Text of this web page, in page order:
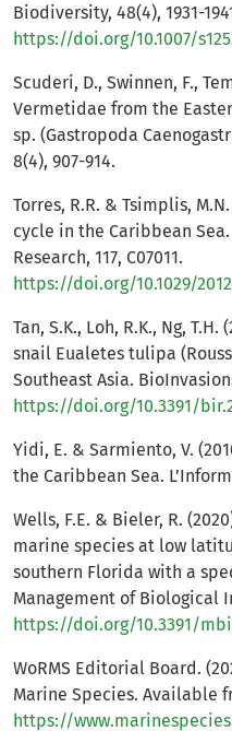
Biodiversity, 48(4), 1931-
https://doi.org/10.1007/
Scuderi, D., Swinnen, F.,
Vermetidae from the
sp. (Gastropoda
8(4), 907-914.
Torres, R.R. & Tsimplis,
cycle in the Caribbean
Research, 117, C07011.
https://doi.org/10.1029/
Tan, S.K., Loh, R.K., Ng,
snail Eualetes tulipa
Southeast Asia.
https://doi.org/10.3391/
Yidi, E. & Sarmiento, V.
the Caribbean Sea.
Wells, F.E. & Bieler, R.
marine species at low
southern Florida with a
Management of Biological
https://doi.org/10.3391/
WoRMS Editorial Board.
Marine Species. Available
https://